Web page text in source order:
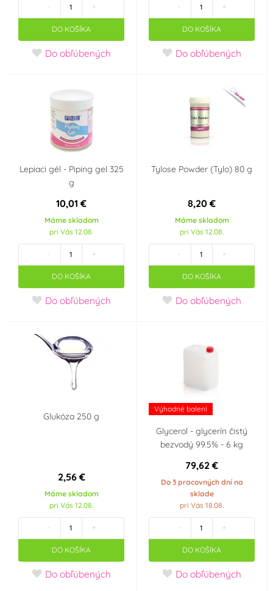
- +
DO KOŠÍKA
Do obľúbených
- +
DO KOŠÍKA
Do obľúbených
Lepiaci gél - Piping gel 325
g
10,01 €
Máme skladom
pri Vás 12.08.
- +
DO KOŠÍKA
Do obľúbených
Tylose Powder (Tylo) 80 g
8,20 €
Máme skladom
pri Vás 12.08.
- +
DO KOŠÍKA
Do obľúbených
Glukóza 250 g
2,56 €
Máme skladom
pri Vás 12.08.
- +
DO KOŠÍKA
Do obľúbených
Výhodné balení
Glycerol - glycerín čistý
bezvodý 99.5% - 6 kg
79,62 €
Do 3 pracovných dní na
sklade
pri Vás 18.08.
- +
DO KOŠÍKA
Do obľúbených